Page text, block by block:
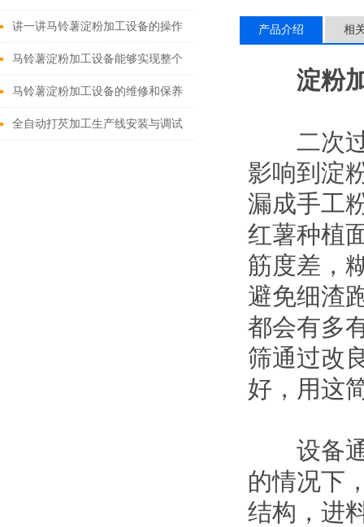
况要求
讲一讲马铃薯淀粉加工设备的操作
流程及注意
马铃薯淀粉加工设备能够实现整个
生产过程的自动化和智能化管理
马铃薯淀粉加工设备的维修和保养
是保持其正常运转的关键
全自动打芡加工生产线安装与调试
产品介绍 相
淀粉
二次过
影响到淀
漏成手工
红薯种植
筋度差，
避免细渣
都会有多
筛通过改
好，用这
设备通
的情况下
结构，进